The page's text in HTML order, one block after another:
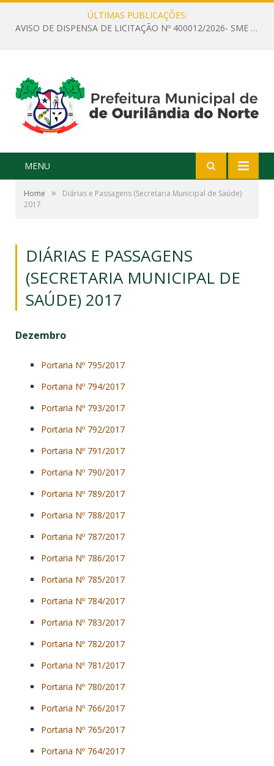
ÚLTIMAS PUBLICAÇÕES:
AVISO DE DISPENSA DE LICITAÇÃO Nº 400012/2026- SME – CONTRATAÇÃO DE EMPRESA ESPECIALIZADA PARA LOCAÇÃO DE ÔNIBUS EXECUTIVO COM CAPACIDADE DE 60 (SESSENTA) POLTRONAS, PARA TRANSPORTAR PROFESSORES RESPONSÁVEIS E ALUNOS PARA BRASÍLIA, COM SAÍDA DIA 10/08/2026 E RETORNO DIA 14/08/2026
MENU
Home »
Diárias e Passagens (Secretaria Municipal de Saúde)
2017
DIÁRIAS E PASSAGENS
(SECRETARIA MUNICIPAL DE
SAÚDE) 2017
Dezembro
Portaria Nº 795/2017
Portaria Nº 794/2017
Portaria Nº 793/2017
Portaria Nº 792/2017
Portaria Nº 791/2017
Portaria Nº 790/2017
Portaria Nº 789/2017
Portaria Nº 788/2017
Portaria Nº 787/2017
Portaria Nº 786/2017
Portaria Nº 785/2017
Portaria Nº 784/2017
Portaria Nº 783/2017
Portaria Nº 782/2017
Portaria Nº 781/2017
Portaria Nº 780/2017
Portaria Nº 766/2017
Portaria Nº 765/2017
Portaria Nº 764/2017